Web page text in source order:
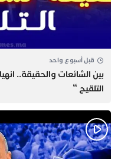
قبل أسبوع واحد
بين الشائعات والحقيقة..
التلقيح “